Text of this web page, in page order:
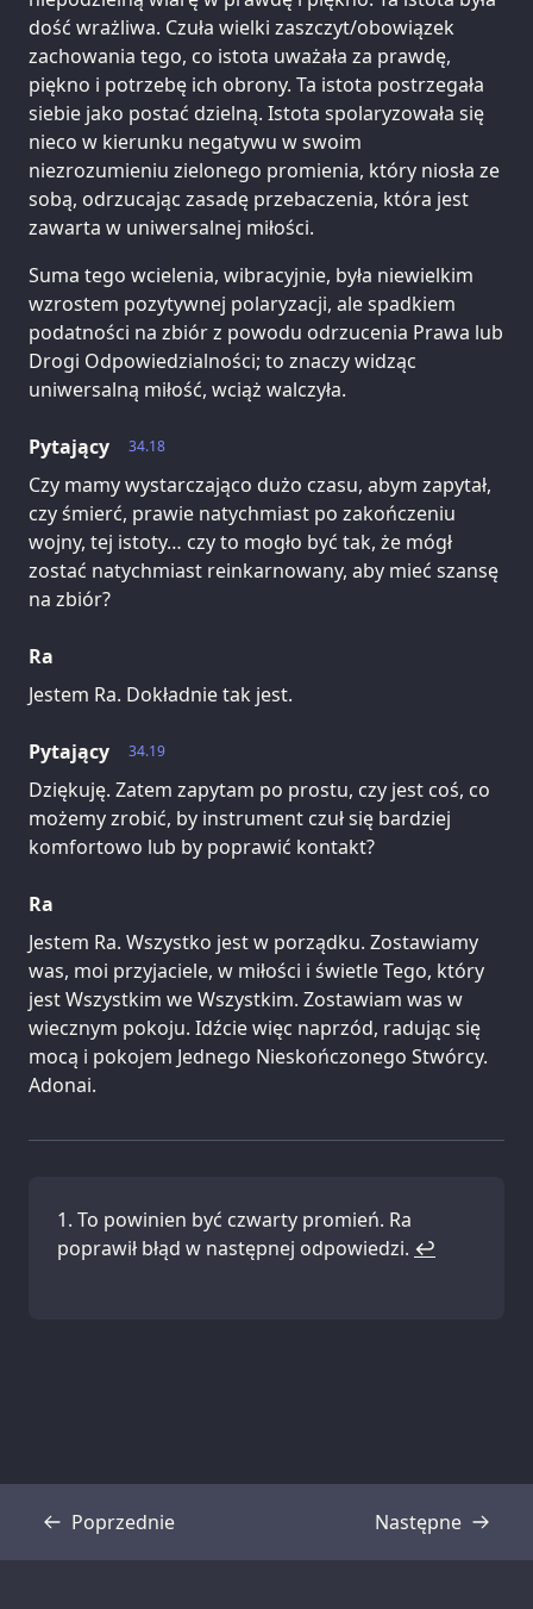
dość wrażliwa. Czuła wielki zaszczyt/obowiązek
zachowania tego, co istota uważała za prawdę,
piękno i potrzebę ich obrony. Ta istota postrzegała
siebie jako postać dzielną. Istota spolaryzowała się
nieco w kierunku negatywu w swoim
niezrozumieniu zielonego promienia, który niosła ze
sobą, odrzucając zasadę przebaczenia, która jest
zawarta w uniwersalnej miłości.
Suma tego wcielenia, wibracyjnie, była niewielkim
wzrostem pozytywnej polaryzacji, ale spadkiem
podatności na zbiór z powodu odrzucenia Prawa lub
Drogi Odpowiedzialności; to znaczy widząc
uniwersalną miłość, wciąż walczyła.
34.18
Pytający
Czy mamy wystarczająco dużo czasu, abym zapytał,
czy śmierć, prawie natychmiast po zakończeniu
wojny, tej istoty… czy to mogło być tak, że mógł
zostać natychmiast reinkarnowany, aby mieć szansę
na zbiór?
Ra
Jestem Ra. Dokładnie tak jest.
34.19
Pytający
Dziękuję. Zatem zapytam po prostu, czy jest coś, co
możemy zrobić, by instrument czuł się bardziej
komfortowo lub by poprawić kontakt?
Ra
Jestem Ra. Wszystko jest w porządku. Zostawiamy
was, moi przyjaciele, w miłości i świetle Tego, który
jest Wszystkim we Wszystkim. Zostawiam was w
wiecznym pokoju. Idźcie więc naprzód, radując się
mocą i pokojem Jednego Nieskończonego Stwórcy.
Adonai.
To powinien być czwarty promień. Ra
poprawił błąd w następnej odpowiedzi. ↩
Poprzednie
Transkrypcja Następne
Transkrypcja